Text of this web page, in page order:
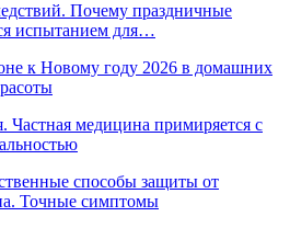
Почему праздничные
испытанием для…
к Новому году 2026 в домашних
Частная медицина примиряется с
способы защиты от
Точные симптомы